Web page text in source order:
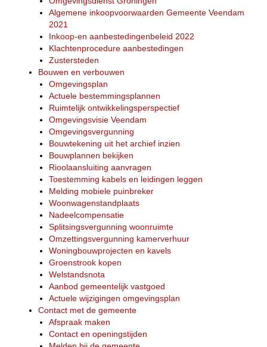
Algemene inkoopvoorwaarden Gemeente Veendam
2021
Inkoop-en aanbestedingenbeleid 2022
Klachtenprocedure aanbestedingen
Zustersteden
Bouwen en verbouwen
Omgevingsplan
Actuele bestemmingsplannen
Ruimtelijk ontwikkelingsperspectief
Omgevingsvisie Veendam
Omgevingsvergunning
Bouwtekening uit het archief inzien
Bouwplannen bekijken
Rioolaansluiting aanvragen
Toestemming kabels en leidingen leggen
Melding mobiele puinbreker
Woonwagenstandplaats
Nadeelcompensatie
Splitsingsvergunning woonruimte
Omzettingsvergunning kamerverhuur
Woningbouwprojecten en kavels
Groenstrook kopen
Welstandsnota
Aanbod gemeentelijk vastgoed
Actuele wijzigingen omgevingsplan
Contact met de gemeente
Afspraak maken
Contact en openingstijden